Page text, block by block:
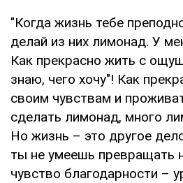
"Когда жизнь тебе
делай из них лимонад. У
Как прекрасно жить с
знаю, чего хочу"! Как
своим чувствам и
сделать лимонад, много
Но жизнь – это другое
ты не умеешь превращать
чувство благодарности –